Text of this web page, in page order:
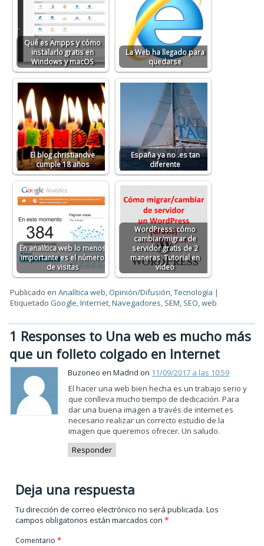
Qué es Ampps y cómo
instalarlo gratis en
Windows y macOS
La Web ha llegado para
quedarse
El blog christiandve
cumple 18 años
España ya no .es tan
diferente
En analítica web lo menos
importante es el número
de visitas
WordPress: cómo
cambiar/migrar de
servidor gratis de 2
maneras. Tutorial en
vídeo
Publicado en Analítica web, Opinión/Difusión,Tecnología |
Etiquetado Google,Internet,Navegadores, SEM, SEO,web
1 Responses to Una web es mucho más
que un folleto colgado en Internet
Buzoneo en Madrid on 11/09/2017 a las 10:59
El hacer una web bien hecha es un trabajo serio y
que conlleva mucho tiempo de dedicación. Para
dar una buena imagen a través de internet es
necesario realizar un correcto estudio de la
imagen que queremos ofrecer. Un saludo.
Responder
Deja una respuesta
Tu dirección de correo electrónico no será publicada. Los
campos obligatorios están marcados con*
Comentario*